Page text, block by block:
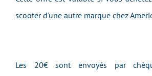
scooter d'une autre marque chez
Les 20€ sont envoyés par